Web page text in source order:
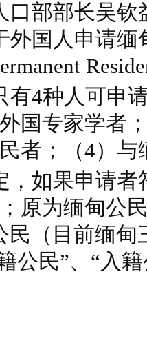
部部长吴钦
外国人申请
4种人可申
国专家学者
者；（4）
如果申请者
原为缅甸公
民（目前缅甸
民”、“入